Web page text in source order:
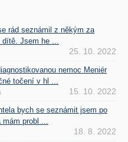
rád seznámil z někým za
dítě. Jsem he ...
25. 10. 2022
nemoc Meniér
točení v hl ...
15. 10. 2022
bych se seznámit jsem po
mám probl ...
18. 8. 2022